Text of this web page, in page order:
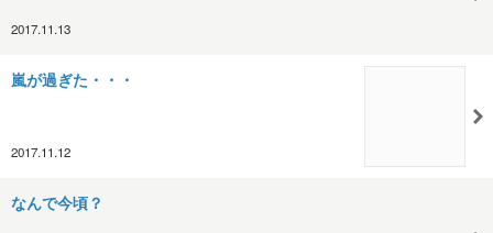
2017.11.13
嵐が過ぎた・・・
2017.11.12
なんで今頃？